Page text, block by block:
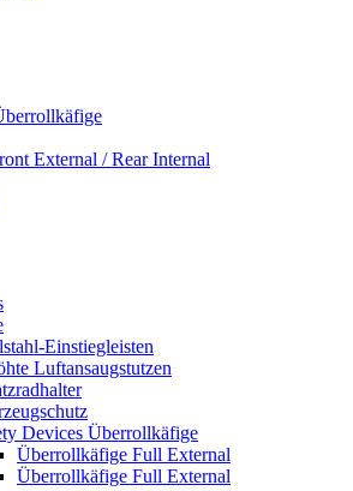
External / Rear Internal
Einstiegleisten
Luftansaugstutzen
Devices Überrollkäfige
Überrollkäfige Full External
Überrollkäfige Full External